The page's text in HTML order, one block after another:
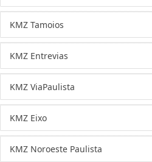
KMZ Tamoios
KMZ Entrevias
KMZ ViaPaulista
KMZ Eixo
KMZ Noroeste Paulista